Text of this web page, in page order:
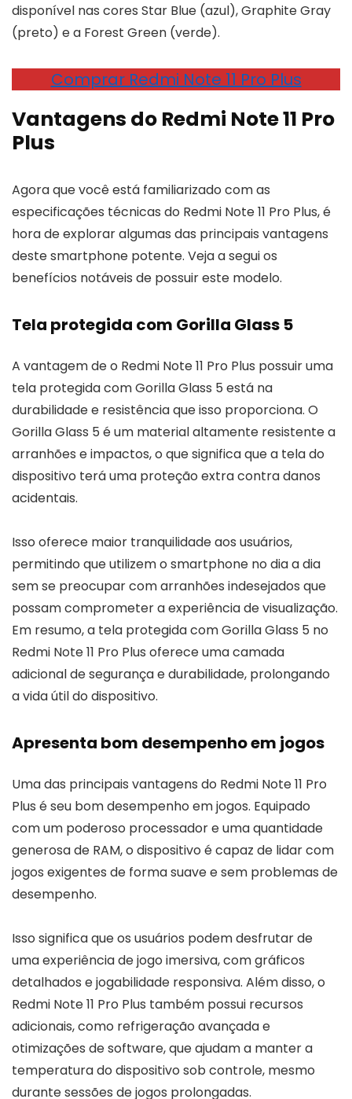
disponível nas cores Star Blue (azul), Graphite Gray
(preto) e a Forest Green (verde).
Comprar Redmi Note 11 Pro Plus
Vantagens do Redmi Note 11 Pro
Plus
Agora que você está familiarizado com as
especificações técnicas do Redmi Note 11 Pro Plus, é
hora de explorar algumas das principais vantagens
deste smartphone potente. Veja a segui os
benefícios notáveis de possuir este modelo.
Tela protegida com Gorilla Glass 5
A vantagem de o Redmi Note 11 Pro Plus possuir uma
tela protegida com Gorilla Glass 5 está na
durabilidade e resistência que isso proporciona. O
Gorilla Glass 5 é um material altamente resistente a
arranhões e impactos, o que significa que a tela do
dispositivo terá uma proteção extra contra danos
acidentais.
Isso oferece maior tranquilidade aos usuários,
permitindo que utilizem o smartphone no dia a dia
sem se preocupar com arranhões indesejados que
possam comprometer a experiência de visualização.
Em resumo, a tela protegida com Gorilla Glass 5 no
Redmi Note 11 Pro Plus oferece uma camada
adicional de segurança e durabilidade, prolongando
a vida útil do dispositivo.
Apresenta bom desempenho em jogos
Uma das principais vantagens do Redmi Note 11 Pro
Plus é seu bom desempenho em jogos. Equipado
com um poderoso processador e uma quantidade
generosa de RAM, o dispositivo é capaz de lidar com
jogos exigentes de forma suave e sem problemas de
desempenho.
Isso significa que os usuários podem desfrutar de
uma experiência de jogo imersiva, com gráficos
detalhados e jogabilidade responsiva. Além disso, o
Redmi Note 11 Pro Plus também possui recursos
adicionais, como refrigeração avançada e
otimizações de software, que ajudam a manter a
temperatura do dispositivo sob controle, mesmo
durante sessões de jogos prolongadas.